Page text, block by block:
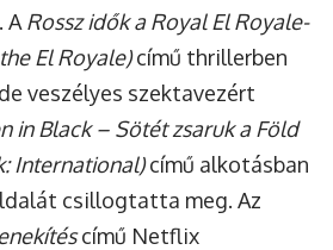
A Rossz idők a Royal El Royale-
El Royale)című thrillerben
veszélyes szektavezért
in Black – Sötét zsaruk a Föld
International)című alkotásban
csillogtatta meg. Az
című Netflix